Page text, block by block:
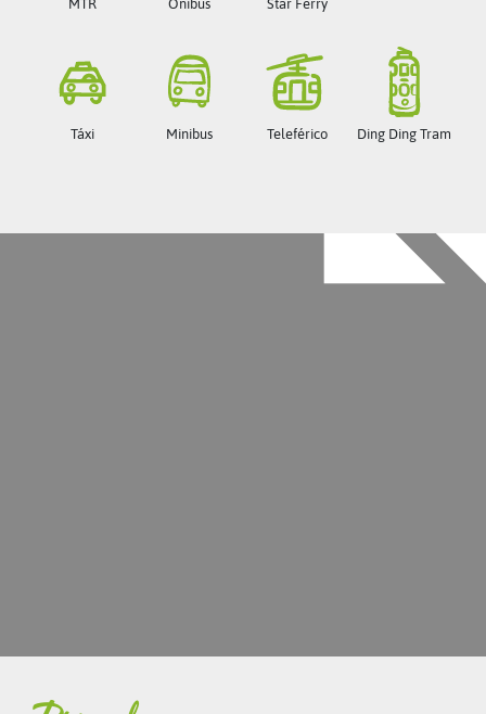
MTR Ônibus Star Ferry
Táxi Minibus Teleférico Ding Ding Tram